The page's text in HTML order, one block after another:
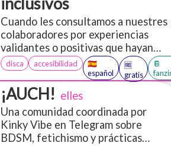
tu padre no es exactamente nuevo.
La gente ha utilizado "papi/daddy"
en escenarios sexys durante siglos,
y la comunidad queer desempeñó
un papel especial en la
configuración de cómo se utiliza
hoy en día.
Cuando les consultamos a nuestres
colaboradores por experiencias
validantes o positivas que hayan
tenido en eventos, lo que
escuchamos fue: “En el mejor de los
casos, fue mediocre.” Queremos
creer que esto no es por una falta
de entendimiento y
responsabilidad, si no por una falta
de recursos y guia. Ojalá este
disca accesibilidad
🇪🇸
español
🆓
gratis
📔
¡AUCH! elles
Una comunidad coordinada por
Kinky Vibe en Telegram sobre
BDSM, fetichismo y prácticas